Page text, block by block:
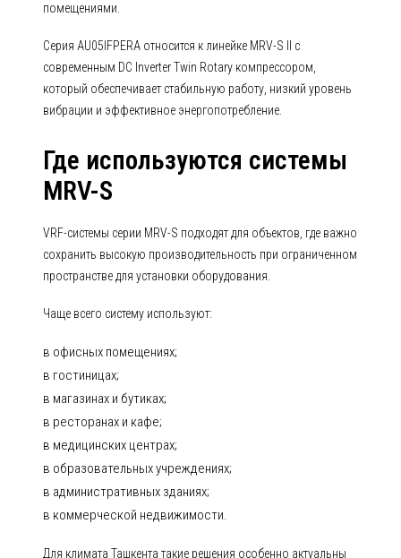
помещениями.
Серия AU05IFPERA относится к линейке MRV-S II с
современным DC Inverter Twin Rotary компрессором,
который обеспечивает стабильную работу, низкий уровень
вибрации и эффективное энергопотребление.
Где используются системы
MRV-S
VRF-системы серии MRV-S подходят для объектов, где важно
сохранить высокую производительность при ограниченном
пространстве для установки оборудования.
Чаще всего систему используют:
в офисных помещениях;
в гостиницах;
в магазинах и бутиках;
в ресторанах и кафе;
в медицинских центрах;
в образовательных учреждениях;
в административных зданиях;
в коммерческой недвижимости.
Для климата Ташкента такие решения особенно актуальны